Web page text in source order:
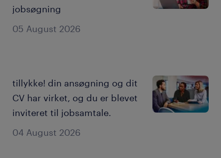
05 August 2026
jobsøgning
04 August 2026
tillykke! din ansøgning og dit
CV har virket, og du er blevet
inviteret til jobsamtale.